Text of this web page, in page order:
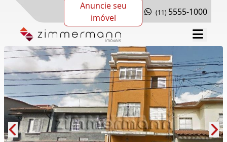
Anuncie seu
imóvel
(11) 5555-1000